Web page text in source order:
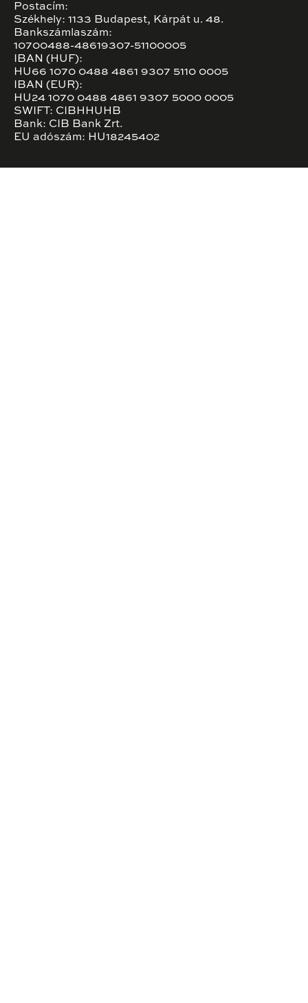
Postacím:
Székhely: 1133 Budapest, Kárpát u. 48.
Bankszámlaszám:
10700488-48619307-51100005
IBAN (HUF):
HU66 1070 0488 4861 9307 5110 0005
IBAN (EUR):
HU24 1070 0488 4861 9307 5000 0005
SWIFT: CIBHHUHB
Bank: CIB Bank Zrt.
EU adószám: HU18245402